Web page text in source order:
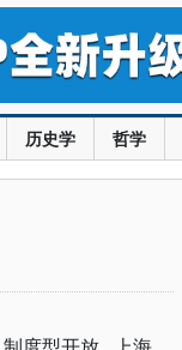
历史学 哲学